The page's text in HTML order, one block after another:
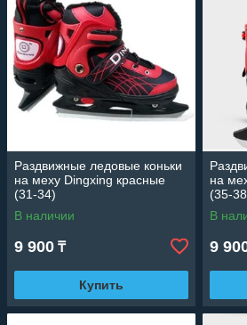
Раздвижные ледовые коньки
на меху Dingxing красные
(31-34)
В наличии
9 900 ₸
Купить
на
(35-
В
9